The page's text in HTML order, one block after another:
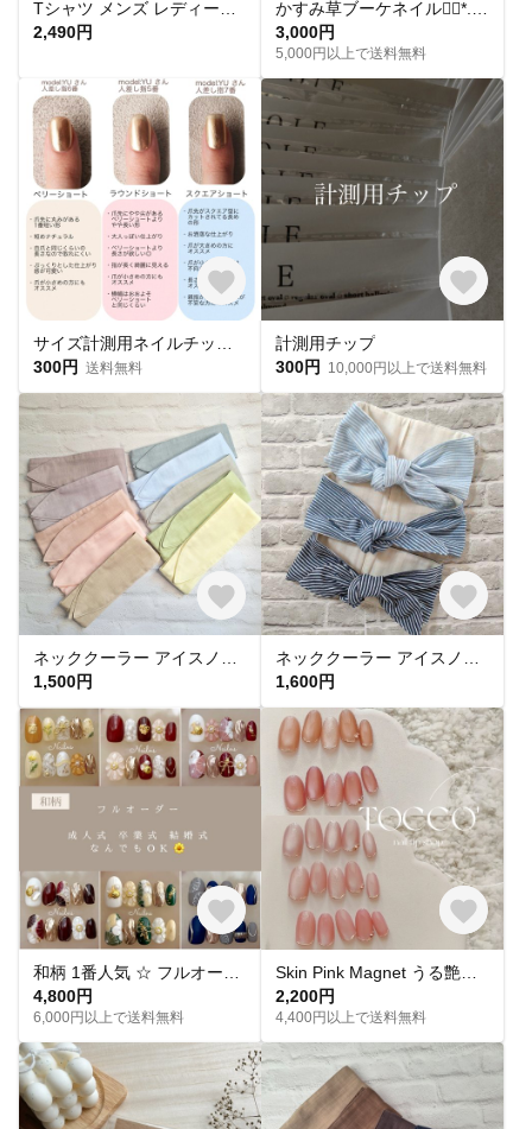
2,490円
3,000円
5,000円以上で送料無料
300円 送料無料
計測用チップ
300円
10,000円以上で送料無料
1,500円
1,600円
4,800円
6,000円以上で送料無料
2,200円
4,400円以上で送料無料